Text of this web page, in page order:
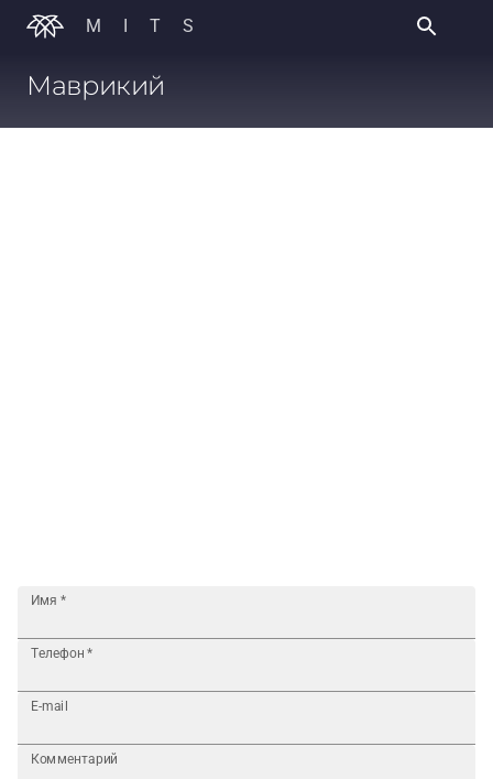
MITS
Маврикий
Имя *
Телефон *
E-mail
Комментарий